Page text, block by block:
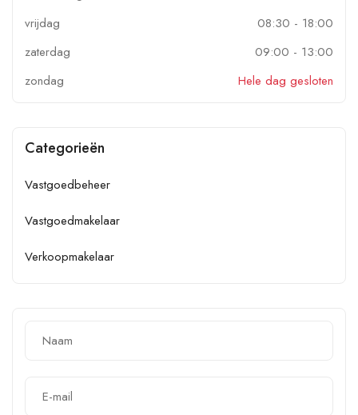
vrijdag
08:30 - 18:00
zaterdag
09:00 - 13:00
zondag
Hele dag gesloten
Categorieën
Vastgoedbeheer
Vastgoedmakelaar
Verkoopmakelaar